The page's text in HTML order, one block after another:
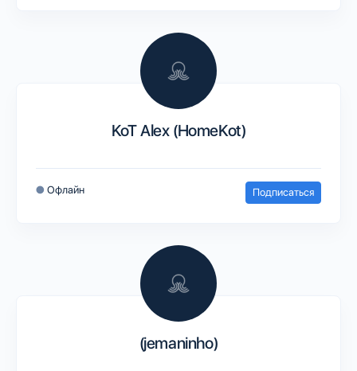
KoT Alex (HomeKot)
● Офлайн Подписаться
(jemaninho)